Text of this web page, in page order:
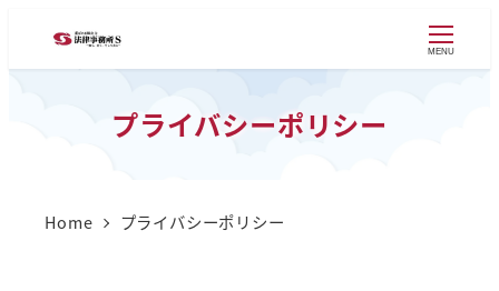
MENU
プライバシーポリシー
Home プライバシーポリシー